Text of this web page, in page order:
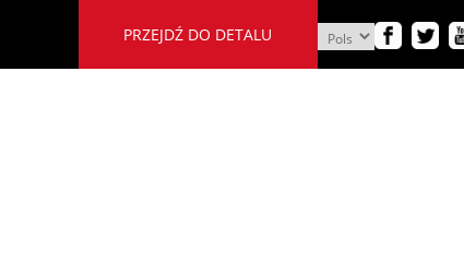
PRZEJDŹ DO DETALU